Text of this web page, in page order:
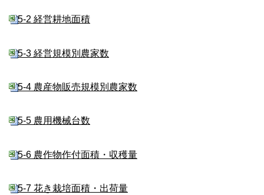
5-2 経営耕地面積
5-3 経営規模別農家数
5-4 農産物販売規模別農家数
5-5 農用機械台数
5-6 農作物作付面積・収穫量
5-7 花き栽培面積・出荷量